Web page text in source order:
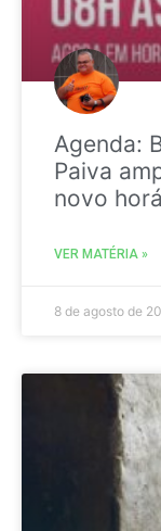
Agenda:
Paiva
novo
VER MATÉRIA »
8 de agosto de